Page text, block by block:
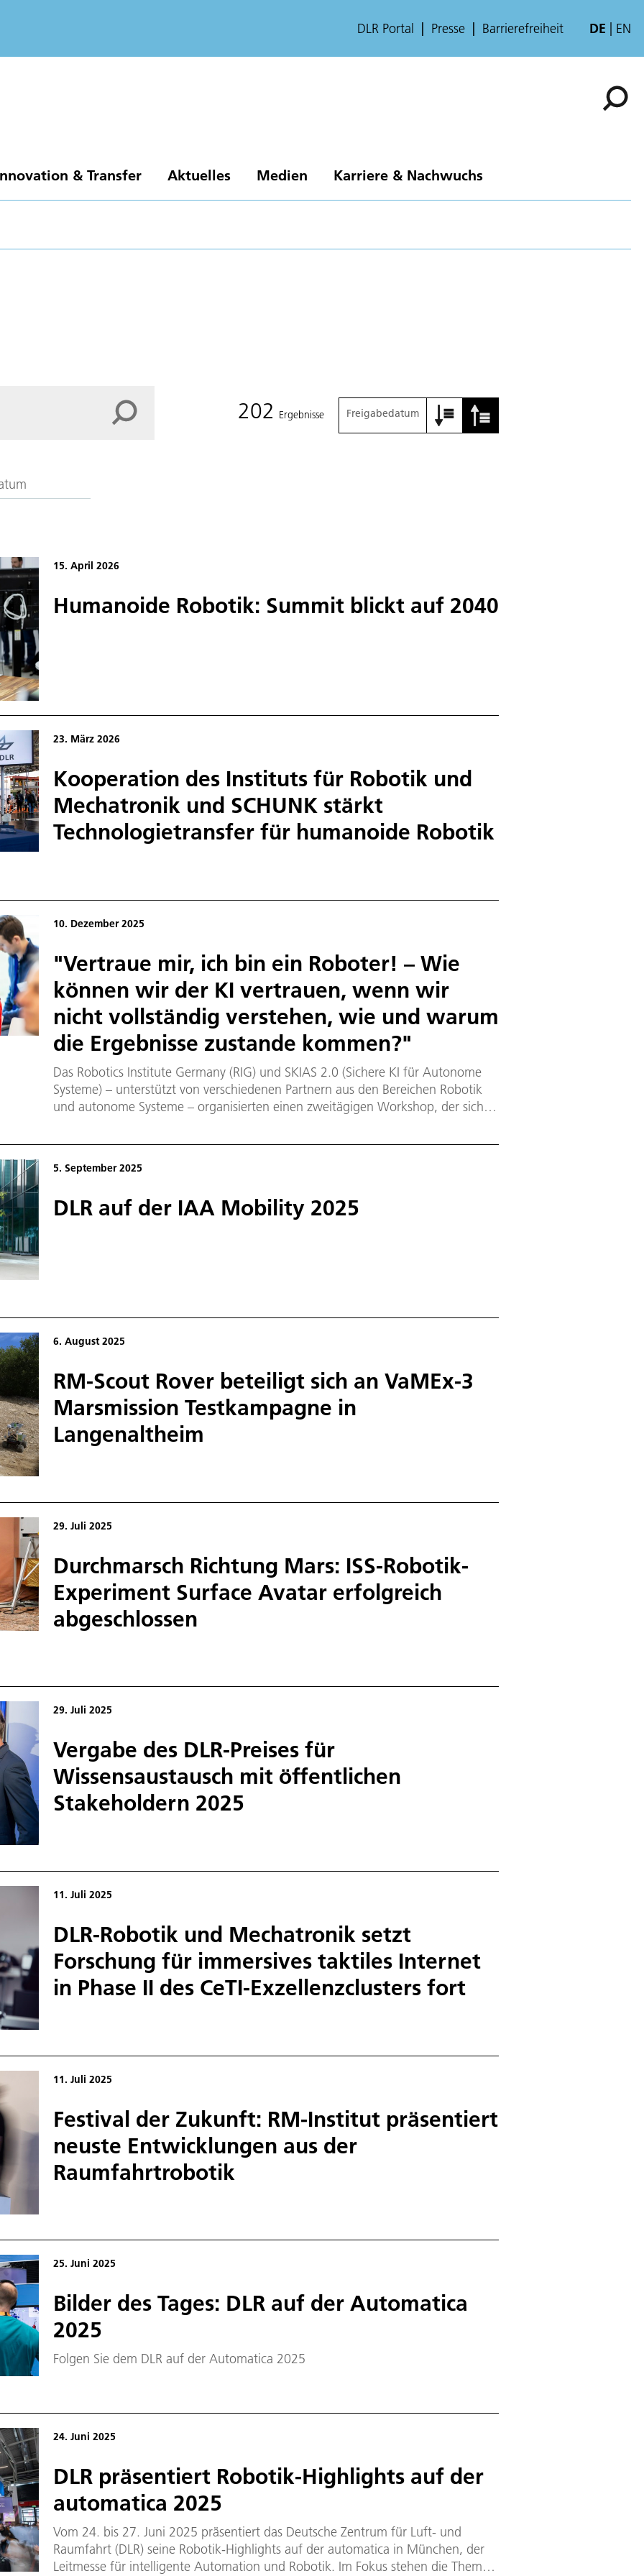
DLR Portal Presse Barrierefreiheit DE EN
& Transfer Aktuelles Medien Karriere & Nachwuchs
202 Ergebnisse Freigabedatum
15. April 2026
Humanoide Robotik: Summit blickt auf 2040
23. März 2026
Kooperation des Instituts für Robotik und
Mechatronik und SCHUNK stärkt
Technologietransfer für humanoide Robotik
10. Dezember 2025
"Vertraue mir, ich bin ein Roboter! – Wie
können wir der KI vertrauen, wenn wir
nicht vollständig verstehen, wie und warum
die Ergebnisse zustande kommen?"
Das Robotics Institute Germany (RIG) und SKIAS 2.0 (Sichere KI für Autonome
Systeme) – unterstützt von verschiedenen Partnern aus den Bereichen Robotik
und autonome Systeme – organisierten einen zweitägigen Workshop, der sich
befasste: vertrauenswürdige KI. Der Workshop wurde vom DLR-Institut für
5. September 2025
DLR auf der IAA Mobility 2025
6. August 2025
RM-Scout Rover beteiligt sich an VaMEx-3
Marsmission Testkampagne in
Langenaltheim
29. Juli 2025
Durchmarsch Richtung Mars: ISS-Robotik-
Experiment Surface Avatar erfolgreich
abgeschlossen
29. Juli 2025
Vergabe des DLR-Preises für
Wissensaustausch mit öffentlichen
Stakeholdern 2025
11. Juli 2025
DLR-Robotik und Mechatronik setzt
Forschung für immersives taktiles Internet
in Phase II des CeTI-Exzellenzclusters fort
11. Juli 2025
Festival der Zukunft: RM-Institut präsentiert
neuste Entwicklungen aus der
Raumfahrtrobotik
25. Juni 2025
Bilder des Tages: DLR auf der Automatica
2025
Folgen Sie dem DLR auf der Automatica 2025
24. Juni 2025
DLR präsentiert Robotik-Highlights auf der
automatica 2025
Vom 24. bis 27. Juni 2025 präsentiert das Deutsche Zentrum für Luft- und
Raumfahrt (DLR) seine Robotik-Highlights auf der automatica in München, der
Leitmesse für intelligente Automation und Robotik. Im Fokus stehen die Themen